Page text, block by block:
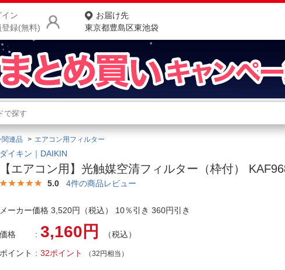
イン
登録(無料)
お届け先
東京都豊島区東池袋
商品をさがす
ランキングからさがす
カテゴリ一覧からさがす
お客様サポート
関連品 エアコン用フィルター
ダイキン｜DAIKIN
【エアコン用】光触媒空清フィルター（枠付）
5.0 4件の商品レビュー
メーカー価格 3,520円（税込） 10％引き 360円引き
価格 3,160円
（税込）
ポイント
32ポイント （32円相当）